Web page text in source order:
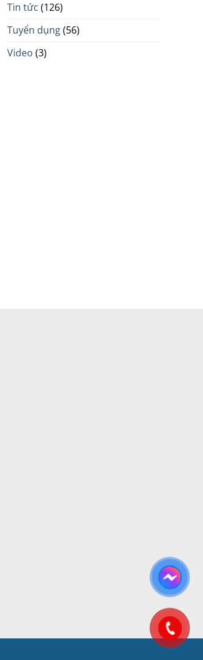
Tin tức (126)
Tuyển dụng(56)
Video (3)